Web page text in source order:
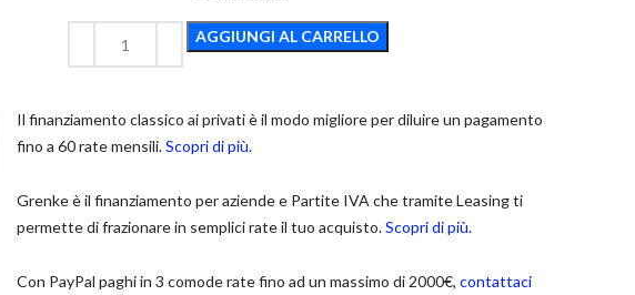
AGGIUNGI AL CARRELLO
Il finanziamento classico ai privati è il modo migliore per diluire un pagamento
fino a 60 rate mensili.Scopri di più.
Grenke è il finanziamento per aziende e Partite IVA che tramite Leasing ti
permette di frazionare in semplici rate il tuo acquisto.Scopri di più.
Con PayPal paghi in 3 comode rate fino ad un massimo di 2000€, contattaci